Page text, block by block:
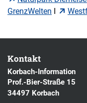
GrenzWelten
Kontakt
Korbach-Information
Prof.-Bier-Straße 15
34497 Korbach